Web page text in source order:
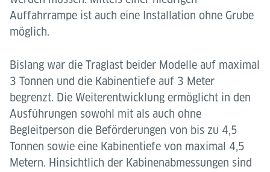
Auffahrrampe ist auch eine Installation ohne Grube
möglich.
Bislang war die Traglast beider Modelle auf maximal
3 Tonnen und die Kabinentiefe auf 3 Meter
begrenzt. Die Weiterentwicklung ermöglicht in den
Ausführungen sowohl mit als auch ohne
Begleitperson die Beförderungen von bis zu 4,5
Tonnen sowie eine Kabinentiefe von maximal 4,5
Metern. Hinsichtlich der Kabinenabmessungen sind